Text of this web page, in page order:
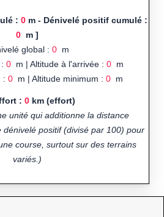
: 0 m - Dénivelé positif cumulé :
0m ]
global : 0m
0 m | Altitude à l'arrivée : 0 m
: 0m | Altitude minimum : 0m
: 0 km (effort)
unité qui additionne la distance
positif (divisé par 100) pour
course, surtout sur des terrains
variés.)